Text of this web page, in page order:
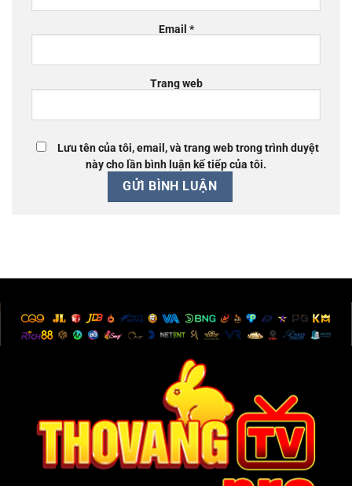
Email *
Trang web
Lưu tên của tôi, email, và trang web trong trình duyệt
này cho lần bình luận kế tiếp của tôi.